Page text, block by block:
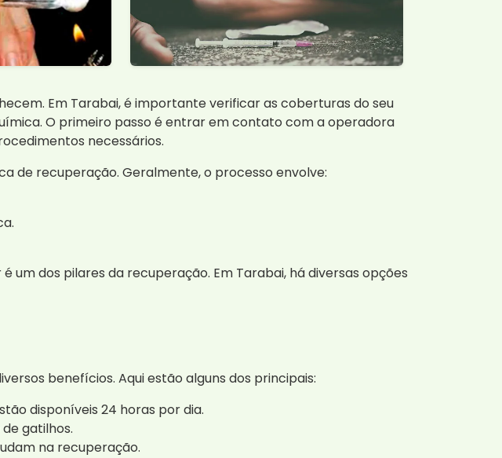
Em Tarabai, é importante verificar as coberturas do seu
O primeiro passo é entrar em contato com a operadora
necessários.
de recuperação. Geralmente, o processo envolve:
um dos pilares da recuperação. Em Tarabai, há diversas opções
benefícios. Aqui estão alguns dos principais:
disponíveis 24 horas por dia.
gatilhos.
na recuperação.